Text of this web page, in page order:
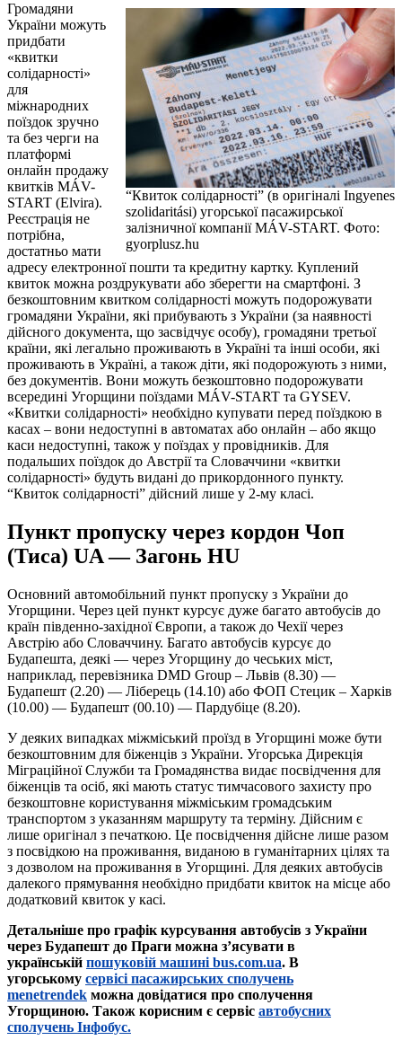
“Квиток солідарності” (в оригіналі Ingyenes
szolidaritási) угорської пасажирської
залізничної компанії MÁV-START. Фото:
gyorplusz.hu
Громадяни
України можуть
придбати
«квитки
солідарності»
для
міжнародних
поїздок зручно
та без черги на
платформі
онлайн продажу
квитків MÁV-
START (Elvira).
Реєстрація не
потрібна,
достатньо мати
адресу електронної пошти та кредитну картку. Куплений
квиток можна роздрукувати або зберегти на смартфоні. З
безкоштовним квитком солідарності можуть подорожувати
громадяни України, які прибувають з України (за наявності
дійсного документа, що засвідчує особу), громадяни третьої
країни, які легально проживають в Україні та інші особи, які
проживають в Україні, а також діти, які подорожують з ними,
без документів. Вони можуть безкоштовно подорожувати
всередині Угорщини поїздами MÁV-START та GYSEV.
«Квитки солідарності» необхідно купувати перед поїздкою в
касах – вони недоступні в автоматах або онлайн – або якщо
каси недоступні, також у поїздах у провідників. Для
подальших поїздок до Австрії та Словаччини «квитки
солідарності» будуть видані до прикордонного пункту.
“Квиток солідарності” дійсний лише у 2-му класі.
Пункт пропуску через кордон Чоп
(Тиса) UA — Загонь HU
Основний автомобільний пункт пропуску з України до
Угорщини. Через цей пункт курсує дуже багато автобусів до
країн південно-західної Європи, а також до Чехії через
Австрію або Словаччину. Багато автобусів курсує до
Будапешта, деякі — через Угорщину до чеських міст,
наприклад, перевізника DMD Group – Львів (8.30) —
Будапешт (2.20) — Ліберець (14.10) або ФОП Стецик – Харків
(10.00) — Будапешт (00.10) — Пардубіце (8.20).
У деяких випадках міжміський проїзд в Угорщині може бути
безкоштовним для біженців з України. Угорська Дирекція
Міграційної Служби та Громадянства видає посвідчення для
біженців та осіб, які мають статус тимчасового захисту про
безкоштовне користування міжміським громадським
транспортом з указанням маршруту та терміну. Дійсним є
лише оригінал з печаткою. Це посвідчення дійсне лише разом
з посвідкою на проживання, виданою в гуманітарних цілях та
з дозволом на проживання в Угорщині. Для деяких автобусів
далекого прямування необхідно придбати квиток на місце або
додатковий квиток у касі.
Детальніше про графік курсування автобусів з України
через Будапешт до Праги можна з’ясувати в
українській пошуковій машині bus.com.ua. В
угорському сервісі пасажирських сполучень
menetrendek можна довідатися про сполучення
Угорщиною. Також корисним є сервіс автобусних
сполучень Інфобус.